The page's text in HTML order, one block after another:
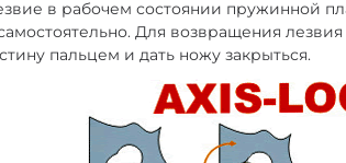
в рабочем состоянии пружинной
Для возвращения
пальцем и дать ножу закрыться.